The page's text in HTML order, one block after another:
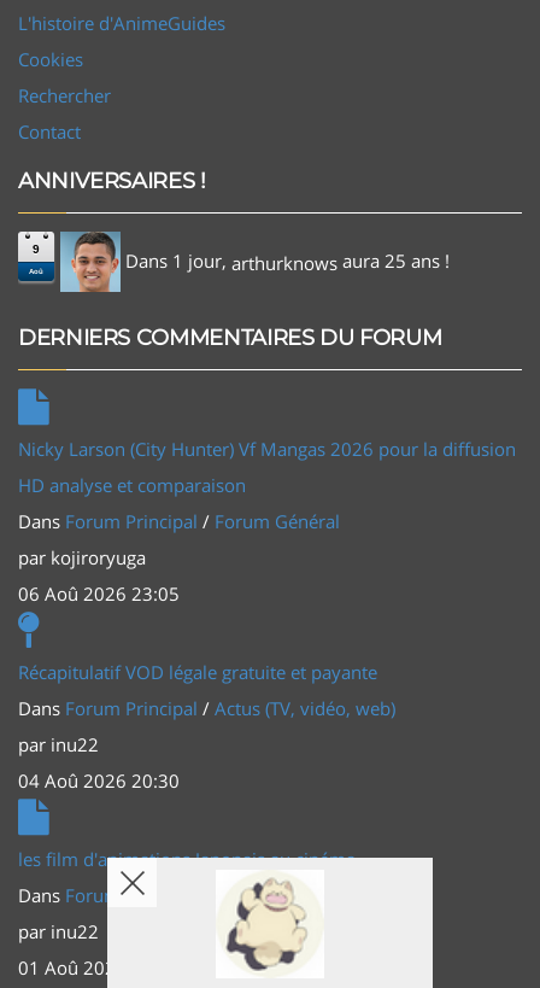
L'histoire d'AnimeGuides
Cookies
Rechercher
Contact
ANNIVERSAIRES !
9
Aoû Dans 1 jour, arthurknows aura 25 ans !
DERNIERS COMMENTAIRES DU FORUM
Nicky Larson (City Hunter) Vf Mangas 2026 pour la diffusion
HD analyse et comparaison
Dans Forum Principal / Forum Général
par kojiroryuga
06 Aoû 2026 23:05
Récapitulatif VOD légale gratuite et payante
Dans Forum Principal / Actus (TV, vidéo, web)
par inu22
04 Aoû 2026 20:30
les film d'animations Japonais au cinéma
Dans Forum Principal
Actus (TV, vidéo, web)
par inu22
01 Aoû 2026 20:56